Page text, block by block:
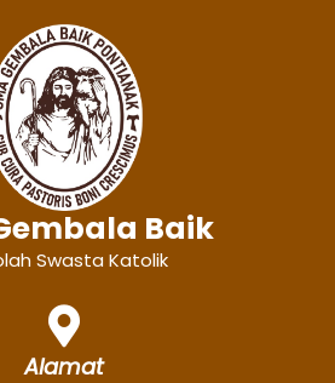
Baik
Swasta Katolik
Alamat